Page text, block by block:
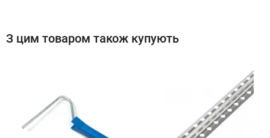
З цим товаром також купують